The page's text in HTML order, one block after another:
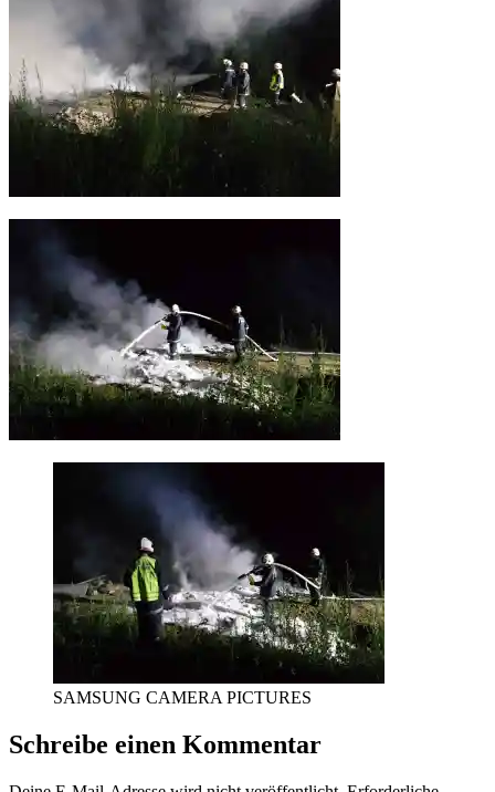
SAMSUNG CAMERA PICTURES
Schreibe einen Kommentar